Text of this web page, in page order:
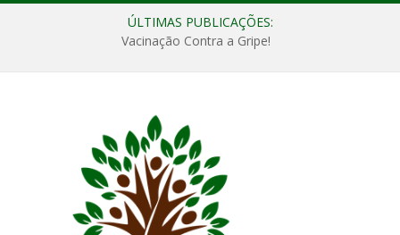
ÚLTIMAS PUBLICAÇÕES:
Vacinação Contra a Gripe!